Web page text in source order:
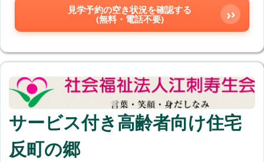
見学予約の空き状況を確認する
(無料・電話不要)
›
サービス付き高齢者向け住宅
反町の郷